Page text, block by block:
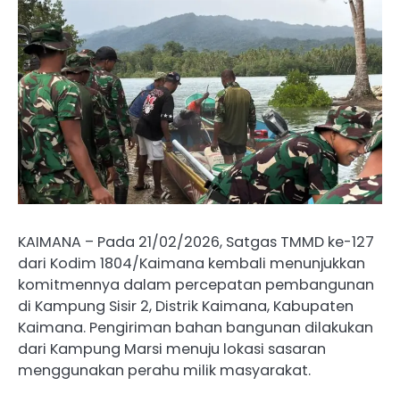
KAIMANA – Pada 21/02/2026, Satgas TMMD ke-127
dari Kodim 1804/Kaimana kembali menunjukkan
komitmennya dalam percepatan pembangunan
di Kampung Sisir 2, Distrik Kaimana, Kabupaten
Kaimana. Pengiriman bahan bangunan dilakukan
dari Kampung Marsi menuju lokasi sasaran
menggunakan perahu milik masyarakat.